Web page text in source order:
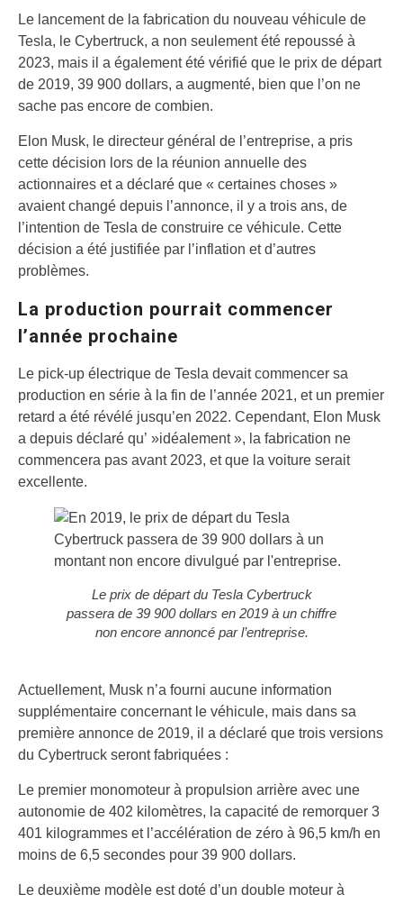
Le lancement de la fabrication du nouveau véhicule de
Tesla, le Cybertruck, a non seulement été repoussé à
2023, mais il a également été vérifié que le prix de départ
de 2019, 39 900 dollars, a augmenté, bien que l’on ne
sache pas encore de combien.
Elon Musk, le directeur général de l’entreprise, a pris
cette décision lors de la réunion annuelle des
actionnaires et a déclaré que « certaines choses »
avaient changé depuis l’annonce, il y a trois ans, de
l’intention de Tesla de construire ce véhicule. Cette
décision a été justifiée par l’inflation et d’autres
problèmes.
La production pourrait commencer
l’année prochaine
Le pick-up électrique de Tesla devait commencer sa
production en série à la fin de l’année 2021, et un premier
retard a été révélé jusqu’en 2022. Cependant, Elon Musk
a depuis déclaré qu’ »idéalement », la fabrication ne
commencera pas avant 2023, et que la voiture serait
excellente.
Le prix de départ du Tesla Cybertruck
passera de 39 900 dollars en 2019 à un chiffre
non encore annoncé par l’entreprise.
Actuellement, Musk n’a fourni aucune information
supplémentaire concernant le véhicule, mais dans sa
première annonce de 2019, il a déclaré que trois versions
du Cybertruck seront fabriquées :
Le premier monomoteur à propulsion arrière avec une
autonomie de 402 kilomètres, la capacité de remorquer 3
401 kilogrammes et l’accélération de zéro à 96,5 km/h en
moins de 6,5 secondes pour 39 900 dollars.
Le deuxième modèle est doté d’un double moteur à